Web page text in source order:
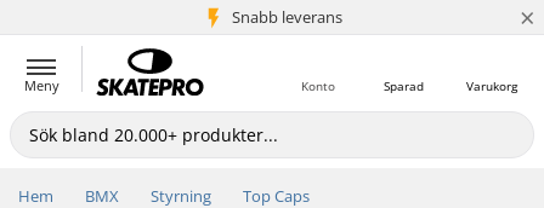
Snabb leverans
5+ milj. kunder ×
Meny Varukorg
Sparad
Konto
Hem BMX Styrning Top Caps